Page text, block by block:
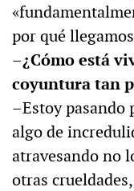
por qué
–¿Cómo está
coyuntura tan
–Estoy pasando
algo de
atravesando no
otras